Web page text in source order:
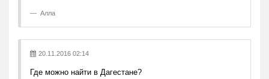
Алла
20.11.2016 02:14
Где можно найти в Дагестане?